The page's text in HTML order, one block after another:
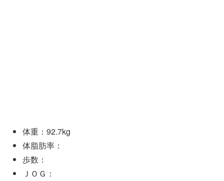
体重：92.7kg
体脂肪率：
歩数：
ＪＯＧ：